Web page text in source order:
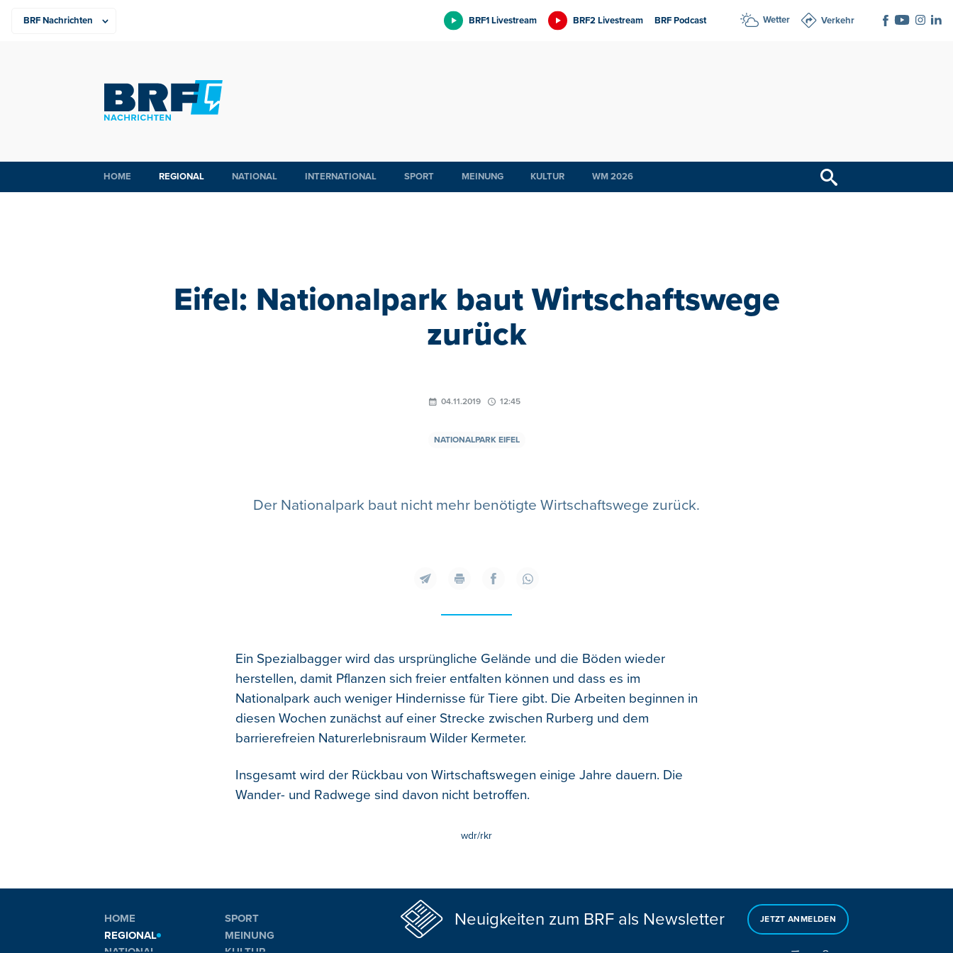
BRF1 Livestream BRF2 Livestream BRF Podcast Wetter Verkehr
HOME REGIONAL NATIONAL INTERNATIONAL SPORT MEINUNG KULTUR WM 2026
Eifel: Nationalpark baut Wirtschaftswege
zurück
04.11.2019 12:45
NATIONALPARK EIFEL
Der Nationalpark baut nicht mehr benötigte Wirtschaftswege zurück.
Ein Spezialbagger wird das ursprüngliche Gelände und die Böden wieder
herstellen, damit Pflanzen sich freier entfalten können und dass es im
Nationalpark auch weniger Hindernisse für Tiere gibt. Die Arbeiten beginnen in
diesen Wochen zunächst auf einer Strecke zwischen Rurberg und dem
barrierefreien Naturerlebnisraum Wilder Kermeter.
Insgesamt wird der Rückbau von Wirtschaftswegen einige Jahre dauern. Die
Wander- und Radwege sind davon nicht betroffen.
wdr/rkr
HOME
REGIONAL
SPORT
MEINUNG
Neuigkeiten zum BRF als Newsletter JETZT ANMELDEN